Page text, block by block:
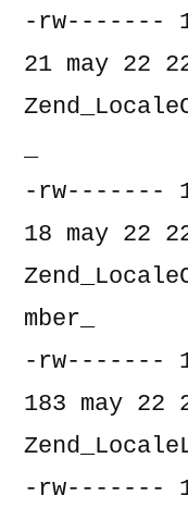
-rw------- 1
21 may 22
-rw------- 1
18 may 22
mber_
-rw------- 1
183 may 22
-rw------- 1